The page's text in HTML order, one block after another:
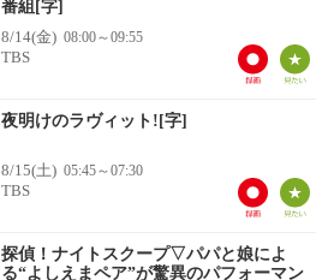
番組[字]
8/14(金) 08:00～09:55
TBS
夜明けのラヴィット![字]
8/15(土) 05:45～07:30
TBS
探偵！ナイトスクープ▽パパと娘によ
る“よしえまペア”が驚異のパフォーマン